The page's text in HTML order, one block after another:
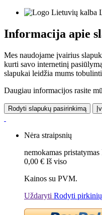
Informacija apie
Mes naudojame įvairius
kurti savo internetinį
slapukai leidžia mums
Daugiau informacijos rasite
Rodyti slapukų pasirinkimą
Nėra straipsnių
nemokamas pristatymas
0,00 € Iš viso
Kainos su PVM.
Uždaryti Rodyti